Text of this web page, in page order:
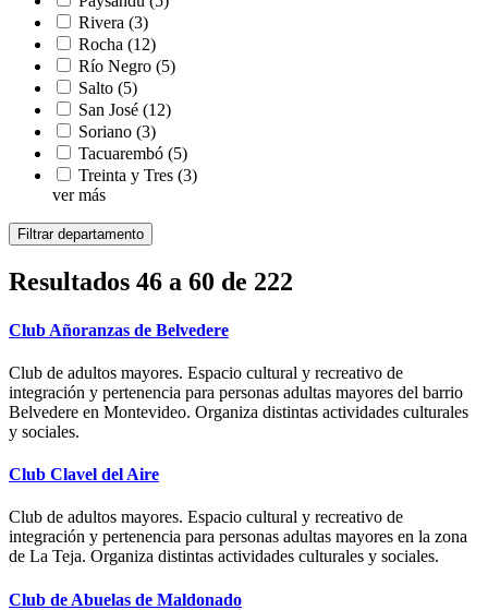
Rivera (3)
Rocha (12)
Río Negro (5)
Salto (5)
San José (12)
Soriano (3)
Tacuarembó (5)
Treinta y Tres (3)
ver más
Resultados 46 a 60 de 222
Club Añoranzas de Belvedere
Club de adultos mayores. Espacio cultural y recreativo de
integración y pertenencia para personas adultas mayores del barrio
Belvedere en Montevideo. Organiza distintas actividades culturales
y sociales.
Club Clavel del Aire
Club de adultos mayores. Espacio cultural y recreativo de
integración y pertenencia para personas adultas mayores en la zona
de La Teja. Organiza distintas actividades culturales y sociales.
Club de Abuelas de Maldonado